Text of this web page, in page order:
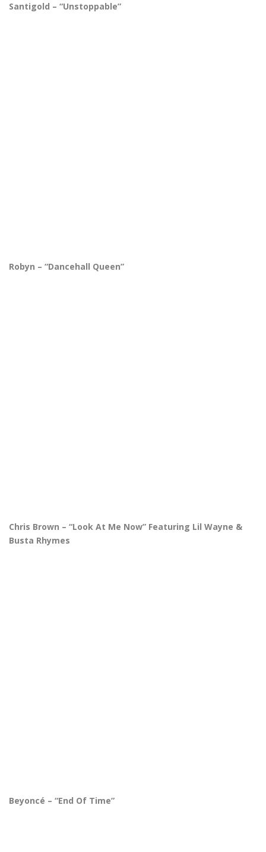
Santigold – “Unstoppable”
Robyn – “Dancehall Queen”
Chris Brown – “Look At Me Now” Featuring Lil Wayne &
Busta Rhymes
Beyoncé – “End Of Time”